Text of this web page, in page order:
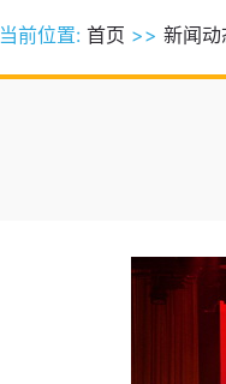
当前位置: 首页 >> 新闻动